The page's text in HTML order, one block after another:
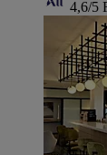
4,6/5